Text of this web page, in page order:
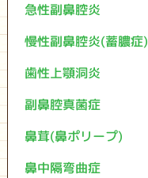
急性副鼻腔炎
慢性副鼻腔炎(蓄膿症)
歯性上顎洞炎
副鼻腔真菌症
鼻茸(鼻ポリープ)
鼻中隔弯曲症